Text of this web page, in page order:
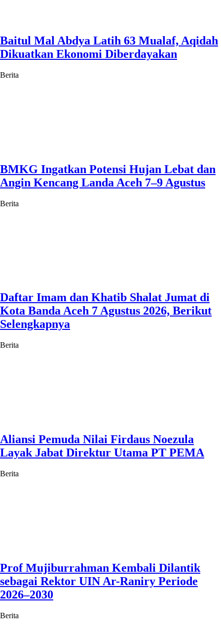
Baitul Mal Abdya Latih 63 Mualaf, Aqidah
Dikuatkan Ekonomi Diberdayakan
Berita
BMKG Ingatkan Potensi Hujan Lebat dan
Angin Kencang Landa Aceh 7–9 Agustus
Berita
Daftar Imam dan Khatib Shalat Jumat di
Kota Banda Aceh 7 Agustus 2026, Berikut
Selengkapnya
Berita
Aliansi Pemuda Nilai Firdaus Noezula
Layak Jabat Direktur Utama PT PEMA
Berita
Prof Mujiburrahman Kembali Dilantik
sebagai Rektor UIN Ar-Raniry Periode
2026–2030
Berita